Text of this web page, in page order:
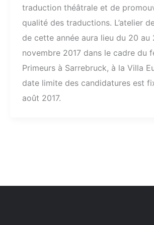
traduction théâtrale et de
qualité des traductions. L’atelier
de cette année aura lieu du 20 au
novembre 2017 dans le cadre du
Primeurs à Sarrebruck, à la Villa
date limite des candidatures est
août 2017.